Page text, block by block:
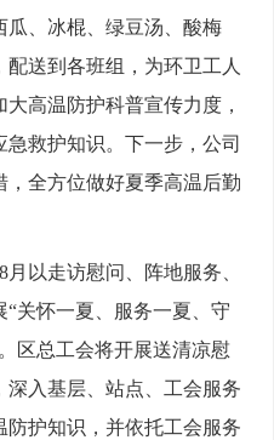
瓜、冰棍、绿豆汤、酸梅
送到各班组，为环卫工人
高温防护科普宣传力度，
救护知识。下一步，公司
全方位做好夏季高温后勤
以走访慰问、阵地服务、
关怀一夏、服务一夏、守
区总工会将开展送清凉慰
入基层、站点、工会服务
护知识，并依托工会服务